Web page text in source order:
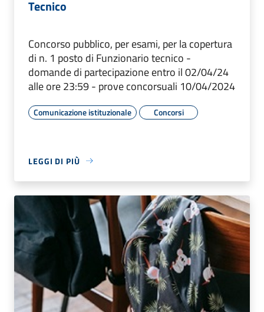
Tecnico
Concorso pubblico, per esami, per la copertura
di n. 1 posto di Funzionario tecnico -
domande di partecipazione entro il 02/04/24
alle ore 23:59 - prove concorsuali 10/04/2024
Comunicazione istituzionale Concorsi
LEGGI DI PIÙ